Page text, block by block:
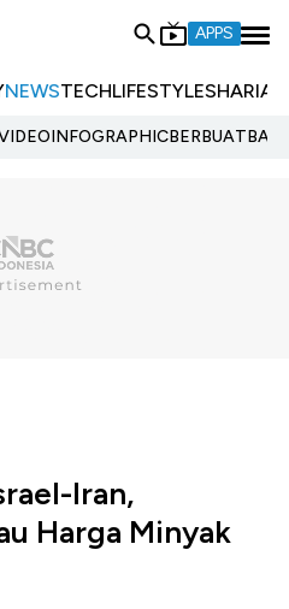
APPS
NEWSTECHLIFESTYLESHARIA
INFOGRAPHIC
Iran,
Harga Minyak